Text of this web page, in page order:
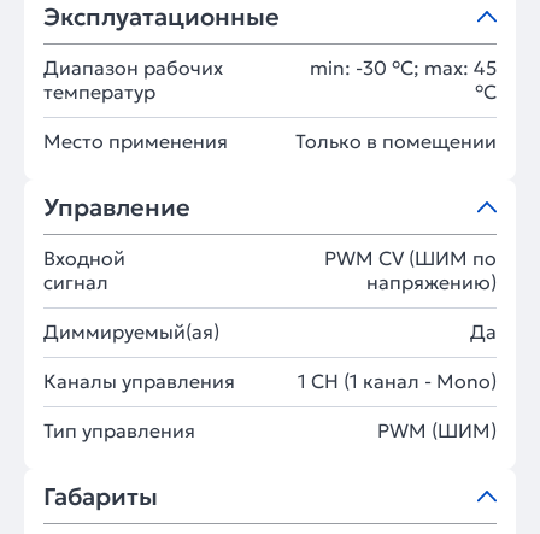
Эксплуатационные
Диапазон рабочих
температур
min: -30 °C; max: 45
°C
Место применения Только в помещении
Управление
Входной
сигнал
PWM СV (ШИМ по
напряжению)
Диммируемый(ая) Да
Каналы управления 1 CH (1 канал - Mono)
Тип управления PWM (ШИМ)
Габариты